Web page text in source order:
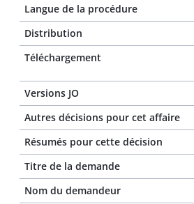
Langue de la procédure
Distribution
Téléchargement
Versions JO
Autres décisions pour cet affaire
Résumés pour cette décision
Titre de la demande
Nom du demandeur